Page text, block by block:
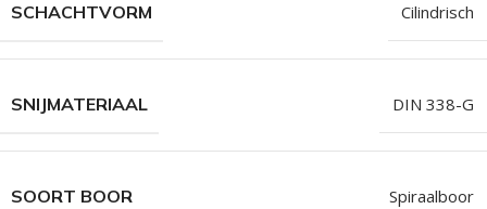
SCHACHTVORM Cilindrisch
SNIJMATERIAAL DIN 338-G
SOORT BOOR Spiraalboor